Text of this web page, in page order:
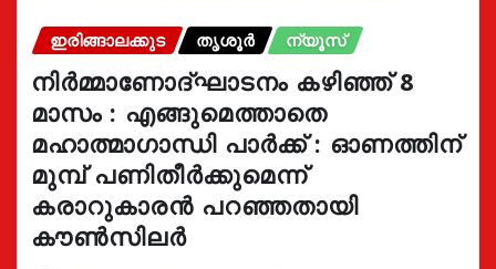
ഇരിങ്ങാലക്കുട തൃശൂർ ന്യൂസ്
നിർമ്മാണോദ്ഘാടനം കഴിഞ്ഞ് 8
മാസം : എങ്ങുമെത്താതെ
മഹാത്മാഗാന്ധി പാർക്ക് : ഓണത്തിന്
മുമ്പ് പണിതീർക്കുമെന്ന്
കരാറുകാരൻ പറഞ്ഞതായി
കൗൺസിലർ